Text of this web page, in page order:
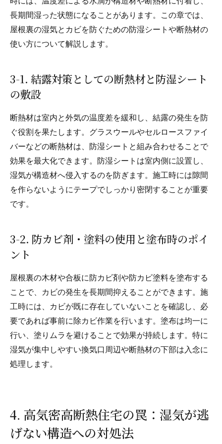
長期間湿った状態になることがあります。この章では、
屋根裏の湿気とカビを防ぐための防湿シートや断熱材の
使い方について解説します。
3-1. 結露対策としての断熱材と防湿シート
の敷設
断熱材は室内と外気の温度差を緩和し、結露の発生を防
ぐ役割を果たします。グラスウールやセルロースファイ
バーなどの断熱材は、防湿シートと組み合わせることで
効果を最大化できます。防湿シートは室内側に設置し、
湿気が構造材へ侵入するのを防ぎます。施工時には隙間
を作らないようにテープでしっかり密閉することが重要
です。
3-2. 防カビ剤・塗料の使用と塗布時のポイ
ント
屋根裏の木材や合板に防カビ剤や防カビ塗料を塗布する
ことで、カビの発生を長期間抑えることができます。施
工時には、カビが既に存在していないことを確認し、必
要であれば事前に除カビ作業を行います。塗布は均一に
行い、塗りムラを避けることで効果が持続します。特に
湿気が集中しやすい換気口周辺や断熱材の下部は入念に
処理します。
4. 高気密高断熱住宅の罠：湿気が逃
げない構造への対処法